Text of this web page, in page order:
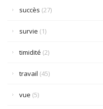
succès (27)
survie (1)
timidité (2)
travail (45)
vue (5)